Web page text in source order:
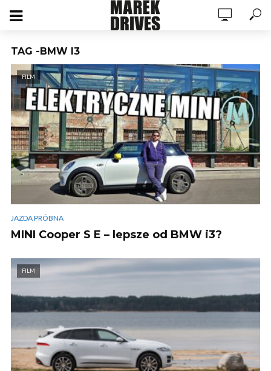
TAG -BMW I3
FILM
JAZDA PRÓBNA
MINI Cooper S E – lepsze od BMW i3?
FILM